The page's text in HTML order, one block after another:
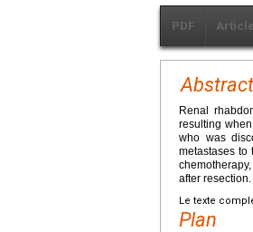
PDF Article
Abstract
Renal
resulting
who was
metastases to
after resection.
Le texte
Plan